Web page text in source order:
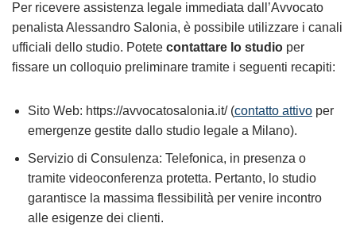
Per ricevere assistenza legale immediata dall’Avvocato
penalista Alessandro Salonia, è possibile utilizzare i canali
ufficiali dello studio. Potete contattare lo studio per
fissare un colloquio preliminare tramite i seguenti recapiti:
Sito Web: https://avvocatosalonia.it/ (contatto attivo per
emergenze gestite dallo studio legale a Milano).
Servizio di Consulenza: Telefonica, in presenza o
tramite videoconferenza protetta. Pertanto, lo studio
garantisce la massima flessibilità per venire incontro
alle esigenze dei clienti.